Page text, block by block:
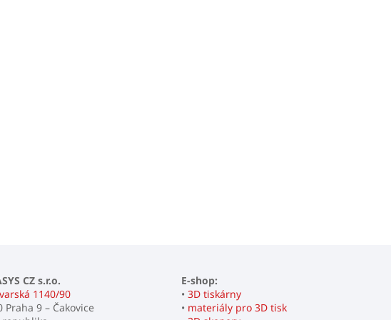
CZ s.r.o.
1140/90
Praha 9 – Čakovice
E-shop:
• 3D tiskárny
• materiály pro 3D tisk